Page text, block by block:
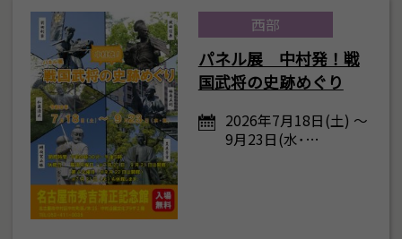
西部
パネル展 中村発！戦
国武将の史跡めぐり
2026年7月18日(土) ～
9月23日(水･…